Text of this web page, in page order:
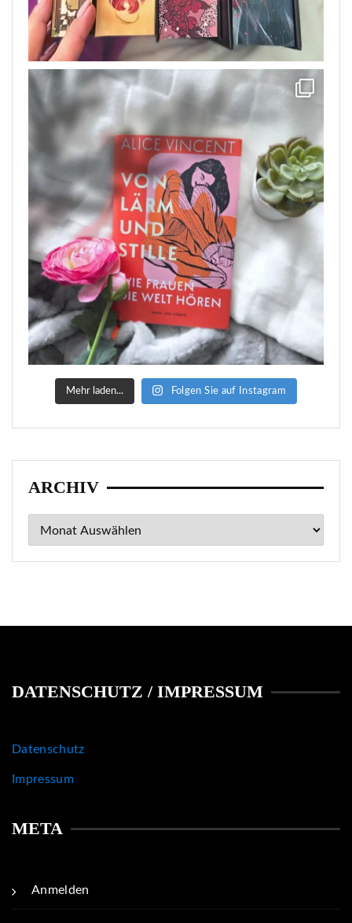
Mehr laden... Folgen Sie auf Instagram
ARCHIV
Archiv
DATENSCHUTZ / IMPRESSUM
Datenschutz
Impressum
META
Anmelden